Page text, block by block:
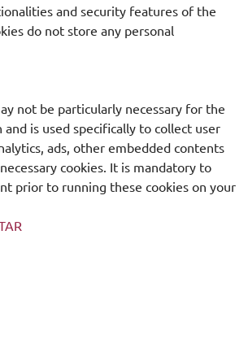
and security features of the
do not store any personal
not be particularly necessary for the
is used specifically to collect user
ads, other embedded contents
cookies. It is mandatory to
prior to running these cookies on your